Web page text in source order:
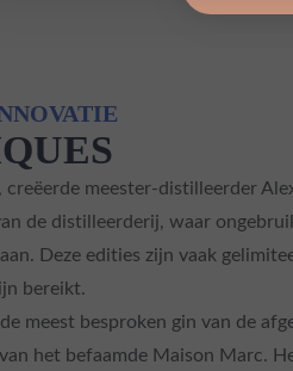
meester-distilleerder
de distilleerderij, waar
Deze edities zijn vaak
bereikt.
meest besproken gin van de
het befaamde Maison Marc.